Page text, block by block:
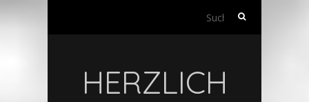
HERZLICH